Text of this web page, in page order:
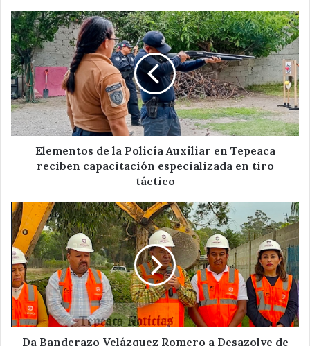
Elementos
de
la
Policía
Auxiliar
en
Tepeaca
reciben
capacitación
especializada
Elementos de la Policía Auxiliar en Tepeaca
reciben capacitación especializada en tiro
táctico
Da
Banderazo
Velázquez
Romero
a
Desazolve
de
Barrancas,
Cauces
Da Banderazo Velázquez Romero a Desazolve de